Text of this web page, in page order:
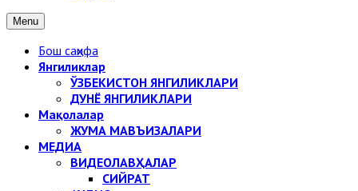
Menu
Бош саҳифа
Янгиликлар
ЎЗБЕКИСТОН ЯНГИЛИКЛАРИ
ДУНЁ ЯНГИЛИКЛАРИ
Мақолалар
ЖУМА МАВЪИЗАЛАРИ
МЕДИА
ВИДЕОЛАВҲАЛАР
СИЙРАТ